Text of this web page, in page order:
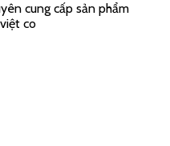
cung cấp sản phẩm
co